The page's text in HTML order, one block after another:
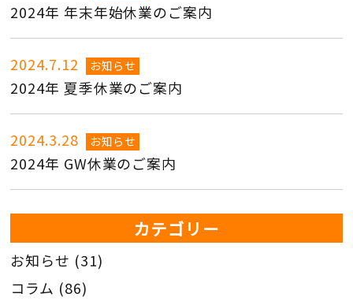
2024年 年末年始休業のご案内
2024.7.12 お知らせ
2024年 夏季休業のご案内
2024.3.28 お知らせ
2024年 GW休業のご案内
カテゴリー
お知らせ (31)
コラム (86)